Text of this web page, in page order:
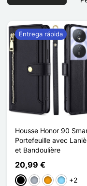
Housse Honor 90
Portefeuille avec
et Bandoulière
20,99 €
NegroGris NaranjaAzul claro
+2
Entrega rápida